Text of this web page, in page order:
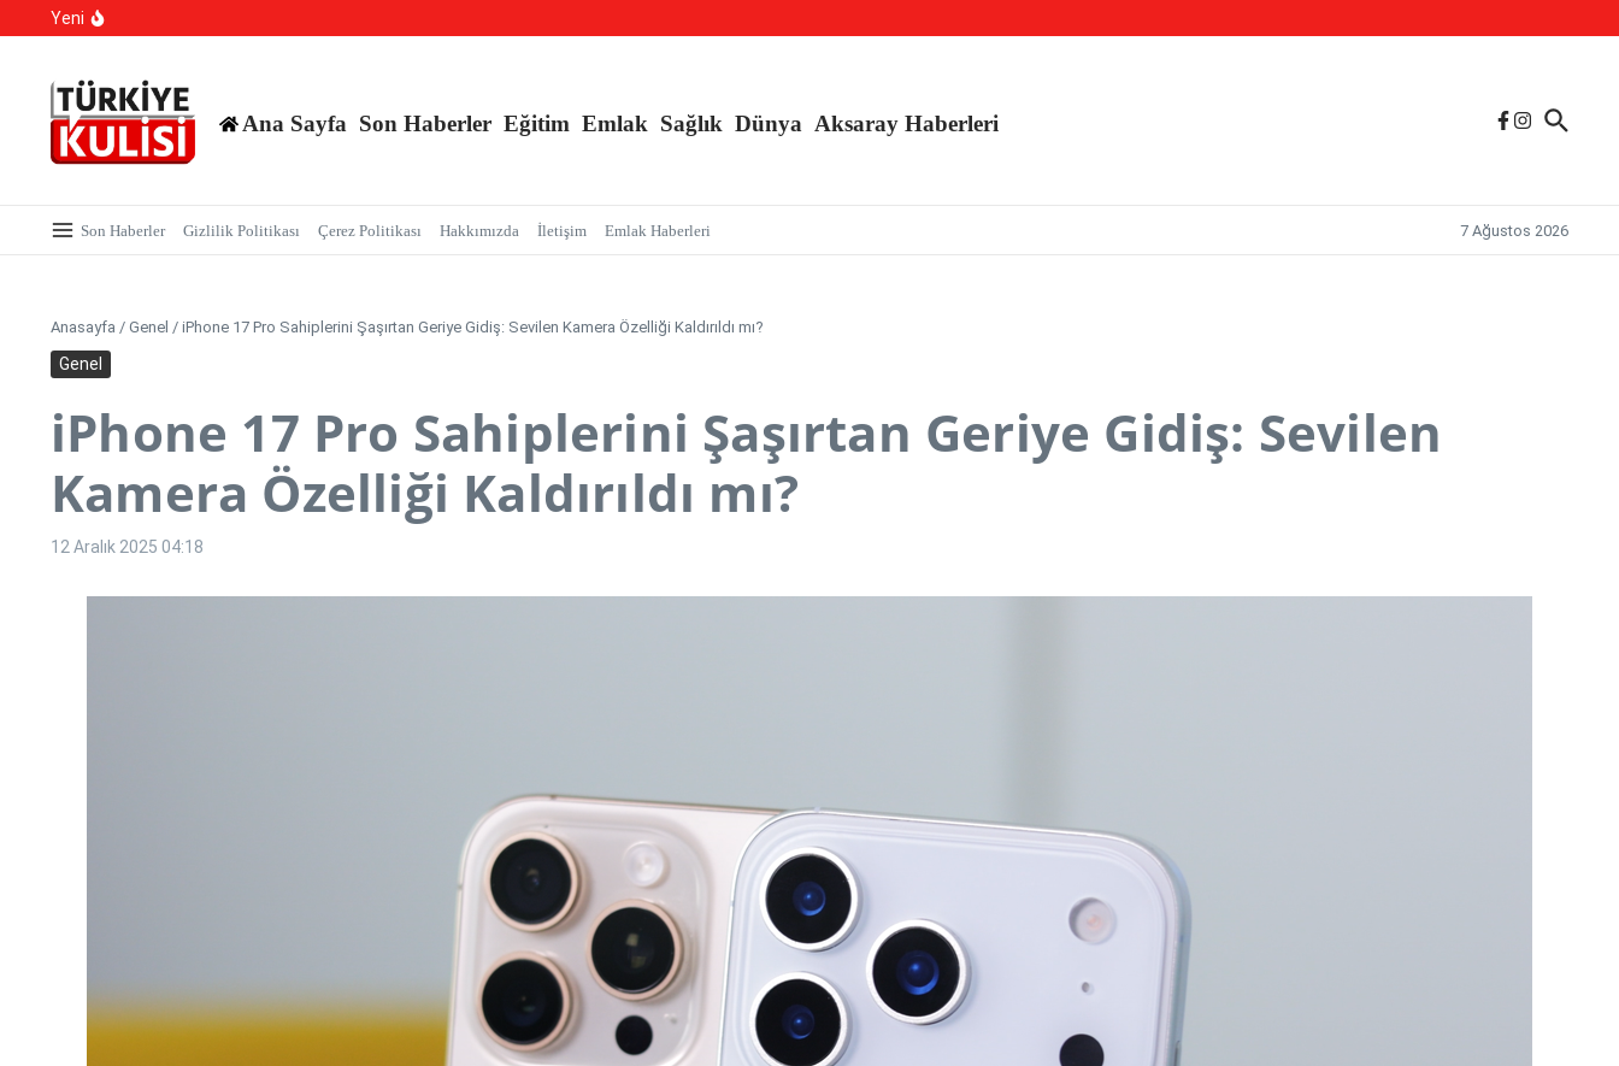
İçeriğe atla
Yeni
700 Bin Liralık Oyunu Dikkatiyle Bozdu: Ekspertiz ‘Sazan Sarmalı’ Tuzağını İfşa Etti
Ana Sayfa Son Haberler Eğitim Emlak Sağlık Dünya Aksaray Haberleri
Son Haberler Gizlilik Politikası Çerez Politikası Hakkımızda İletişim Emlak Haberleri 7 Ağustos 2026
Anasayfa / Genel / iPhone 17 Pro Sahiplerini Şaşırtan Geriye Gidiş: Sevilen Kamera Özelliği Kaldırıldı mı?
Genel
iPhone 17 Pro Sahiplerini Şaşırtan Geriye Gidiş: Sevilen
Kamera Özelliği Kaldırıldı mı?
12 Aralık 2025 04:18